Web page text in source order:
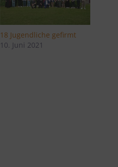
18 Jugendliche gefirmt
10. Juni 2021